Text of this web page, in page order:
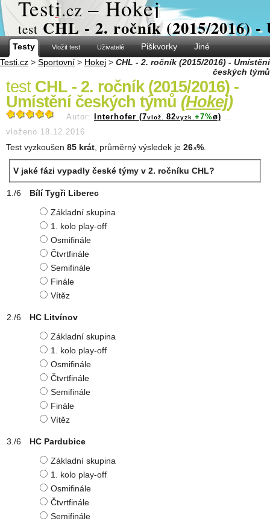
Testi.cz – Hokej
test CHL - 2. ročník (2015/2016) -
Testy Vložit test Uživatelé Piškvorky
Jiné
Testi.cz > Sportovní > Hokej > CHL - 2. ročník (2015/2016) - Umístění
českých týmů
test CHL - 2. ročník (2015/2016) -
Umístění českých týmů (Hokej)
Autor: Interhofer (7vlož. 82vyzk. +7%ø) ...
vloženo 18.12.2016
Test vyzkoušen 85 krát , průměrný výsledek je 26 .5%
V jaké fázi vypadly české týmy v 2. ročníku CHL?
Bílí Tygři Liberec
Základní skupina
1. kolo play-off
Osmifinále
Čtvrtfinále
Semifinále
Finále
Vítěz
HC Litvínov
Základní skupina
1. kolo play-off
Osmifinále
Čtvrtfinále
Semifinále
Finále
Vítěz
HC Pardubice
Základní skupina
1. kolo play-off
Osmifinále
Čtvrtfinále
Semifinále